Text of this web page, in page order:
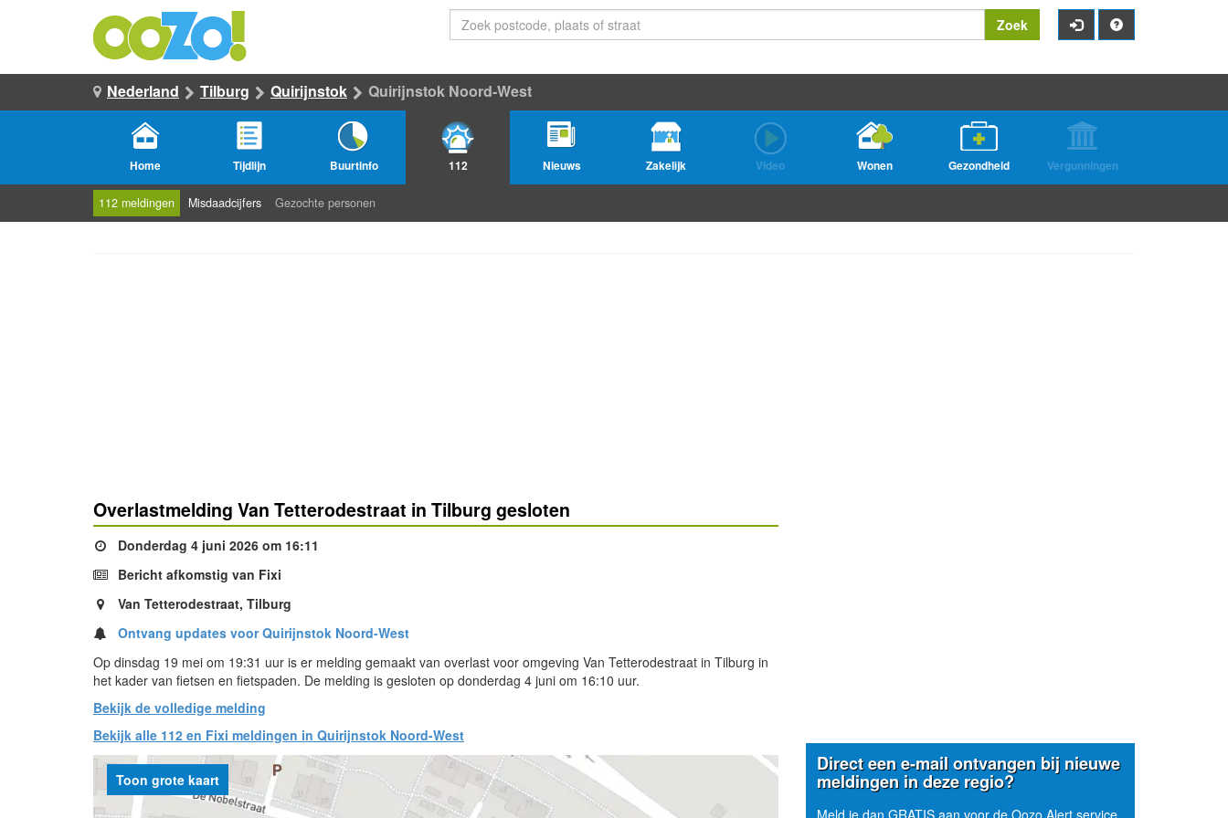
Zoek
Nederland Tilburg Quirijnstok Quirijnstok Noord-West
Home Tijdlijn Buurtinfo 112 Nieuws Zakelijk Video Wonen Gezondheid Vergunningen
112 meldingen Misdaadcijfers Gezochte personen
Overlastmelding Van Tetterodestraat in Tilburg gesloten
Donderdag 4 juni 2026 om 16:11
Bericht afkomstig van Fixi
Van Tetterodestraat, Tilburg
Ontvang updates voor Quirijnstok Noord-West
Op dinsdag 19 mei om 19:31 uur is er melding gemaakt van overlast voor omgeving Van Tetterodestraat in Tilburg in
het kader van fietsen en fietspaden. De melding is gesloten op donderdag 4 juni om 16:10 uur.
Bekijk de volledige melding
Bekijk alle 112 en Fixi meldingen in Quirijnstok Noord-West
Toon grote kaart
Direct een e-mail ontvangen bij nieuwe
meldingen in deze regio?
Meld je dan GRATIS aan voor de Oozo Alert service